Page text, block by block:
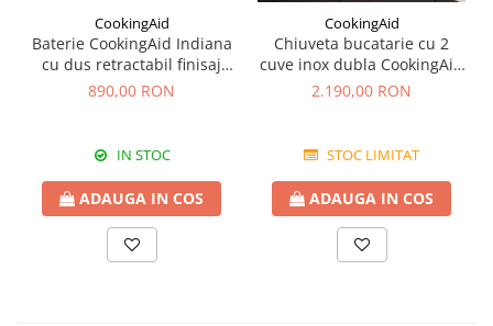
CookingAid
Baterie CookingAid Indiana
cu dus retractabil finisaj
granit Bej Pigmentat /
890,00 RON
IN STOC
ADAUGA IN COS
CookingAid
Chiuveta bucatarie cu 2
cuve inox dubla CookingAid
FUSION 86BB
2.190,00 RON
STOC LIMITAT
ADAUGA IN COS